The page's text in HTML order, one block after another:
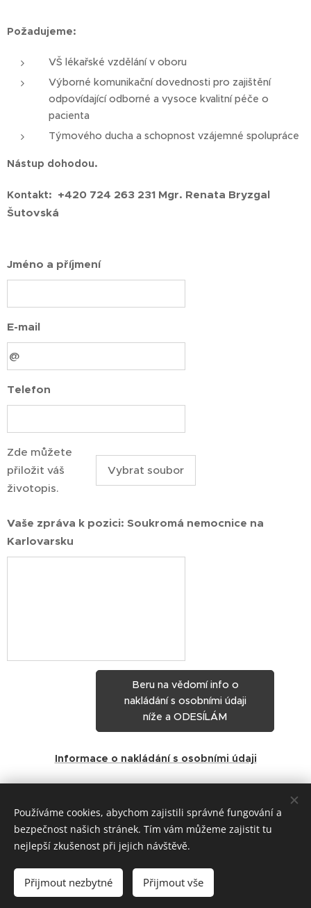
Požadujeme:
VŠ lékařské vzdělání v oboru
Výborné komunikační dovednosti pro zajištění
odpovídající odborné a vysoce kvalitní péče o
pacienta
Týmového ducha a schopnost vzájemné spolupráce
Nástup dohodou.
Kontakt: +420 724 263 231 Mgr. Renata Bryzgal
Šutovská
Jméno a příjmení
E-mail
Telefon
Zde můžete
přiložit váš
životopis.
Vybrat soubor
Vaše zpráva k pozici: Soukromá nemocnice na
Karlovarsku
Beru na vědomí info o
nakládání s osobními údaji
níže a ODESÍLÁM
Informace o nakládání s osobními údaji
Share
Vytvořeno službou Cookies
Používáme cookies, abychom zajistili správné fungování a
bezpečnost našich stránek. Tím vám můžeme zajistit tu
nejlepší zkušenost při jejich návštěvě.
Přijmout nezbytné Přijmout vše